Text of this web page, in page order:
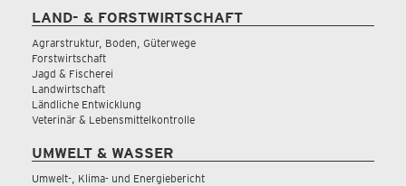
LAND- & FORSTWIRTSCHAFT
Agrarstruktur, Boden, Güterwege
Forstwirtschaft
Jagd & Fischerei
Landwirtschaft
Ländliche Entwicklung
Veterinär & Lebensmittelkontrolle
UMWELT & WASSER
Umwelt-, Klima- und Energiebericht